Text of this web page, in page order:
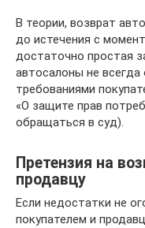
В теории, возврат
до истечения с
достаточно простая
автосалоны не
требованиями
«О защите прав
обращаться в суд).
Претензия на
продавцу
Если недостатки не
покупателем и